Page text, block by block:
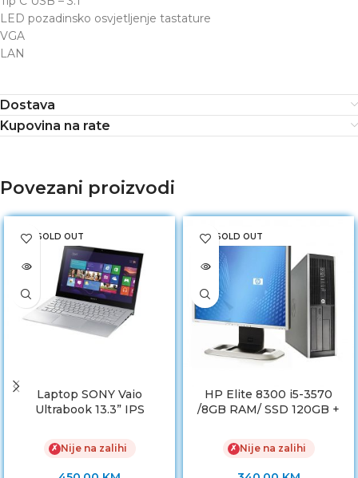
LED pozadinsko osvjetljenje tastature
VGA
LAN
Dostava
Kupovina na rate
Povezani proizvodi
SOLD OUT
Laptop SONY Vaio
Ultrabook 13.3” IPS
4GB RAM/ 128GB SSD
✗ Nije na zalihi
SOLD OUT
HP Elite 8300 i5-3570
/8GB RAM/ SSD 120GB +
✗ Nije na zalihi